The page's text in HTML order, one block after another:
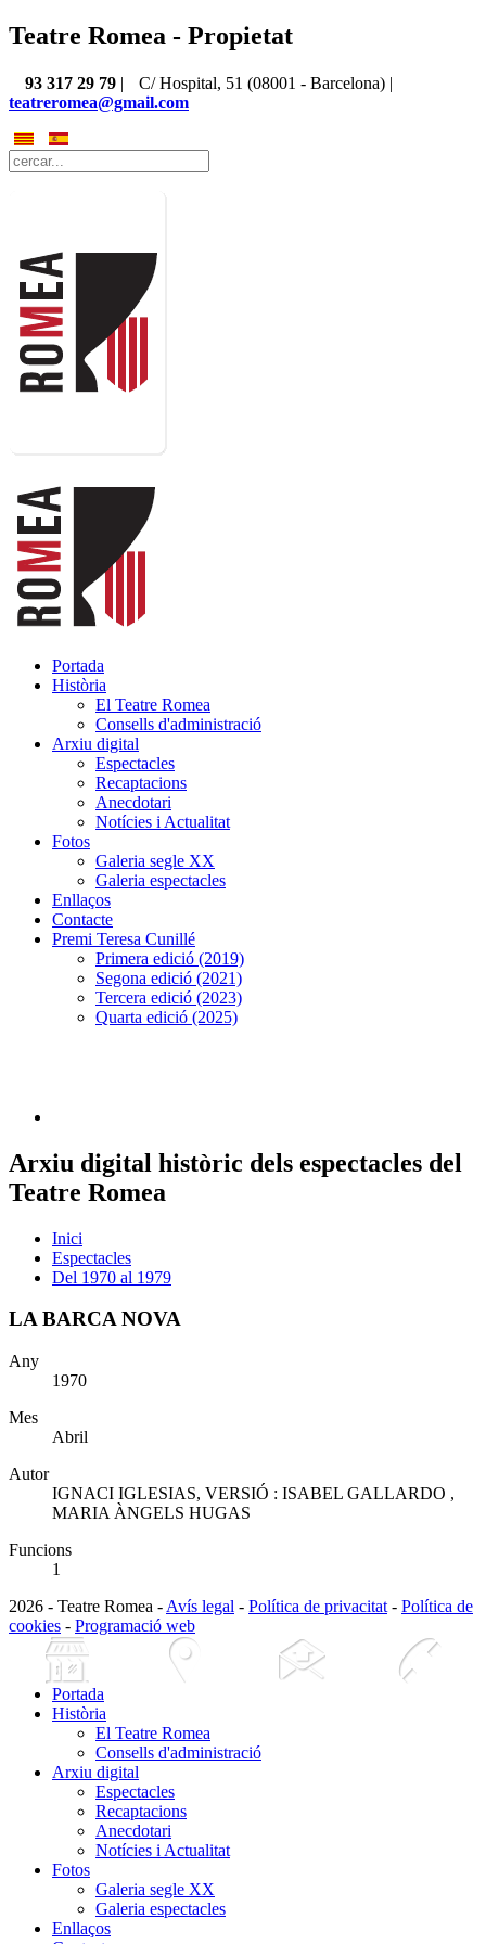
Teatre Romea - Propietat
93 317 29 79 |
C/ Hospital, 51 (08001 - Barcelona) |
teatreromea@gmail.com
Portada
Història
El Teatre Romea
Consells d'administració
Arxiu digital
Espectacles
Recaptacions
Anecdotari
Notícies i Actualitat
Fotos
Galeria segle XX
Galeria espectacles
Enllaços
Contacte
Premi Teresa Cunillé
Primera edició (2019)
Segona edició (2021)
Tercera edició (2023)
Quarta edició (2025)
Arxiu digital històric dels espectacles del
Teatre Romea
Inici
Espectacles
Del 1970 al 1979
LA BARCA NOVA
Any
1970
Mes
Abril
Autor
IGNACI IGLESIAS, VERSIÓ : ISABEL GALLARDO ,
MARIA ÀNGELS HUGAS
Funcions
1
2026 - Teatre Romea - Avís legal - Política de privacitat - Política de
cookies - Programació web
Portada
Història
El Teatre Romea
Consells d'administració
Arxiu digital
Espectacles
Recaptacions
Anecdotari
Notícies i Actualitat
Fotos
Galeria segle XX
Galeria espectacles
Enllaços